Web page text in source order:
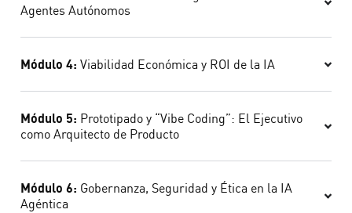
Agentes Autónomos
Módulo 4: Viabilidad Económica y ROI de la IA
Módulo 5: Prototipado y “Vibe Coding”: El Ejecutivo
como Arquitecto de Producto
Módulo 6: Gobernanza, Seguridad y Ética en la IA
Agéntica